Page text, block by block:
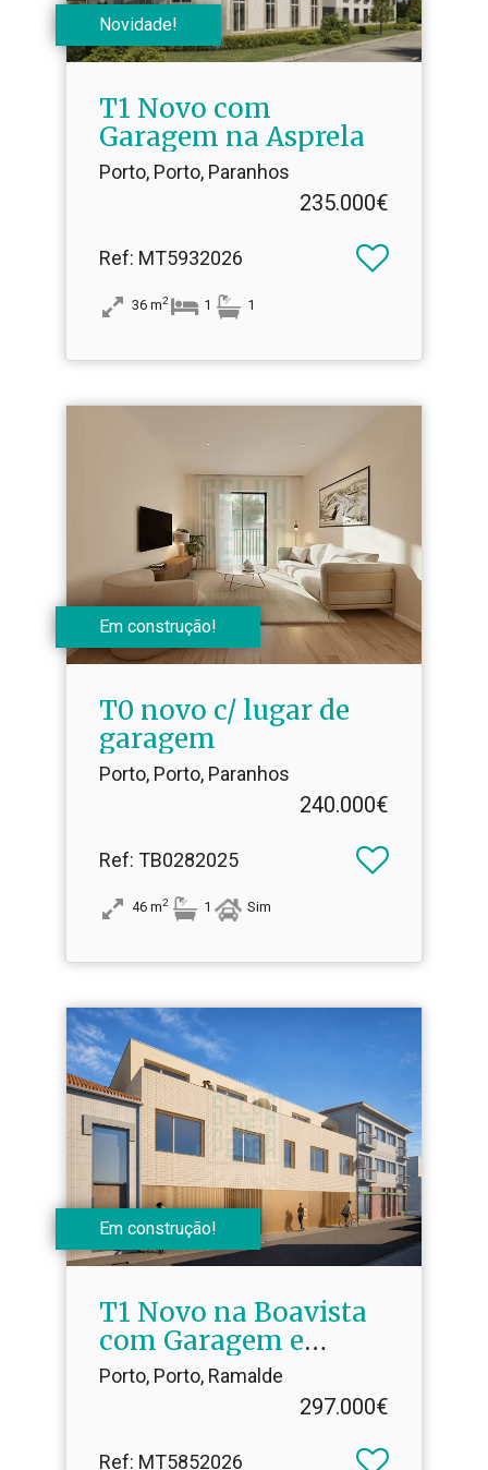
Novidade!
T1 Novo com
Garagem na Asprela
Porto, Porto, Paranhos
235.000€
Ref: MT5932026
36 m2 1 1
Em construção!
T0 novo c/ lugar de
garagem
Porto, Porto, Paranhos
240.000€
Ref: TB0282025
46 m2 1 Sim
Em construção!
T1 Novo na Boavista
com Garagem e
Arrumo
Porto, Porto, Ramalde
297.000€
Ref: MT5852026